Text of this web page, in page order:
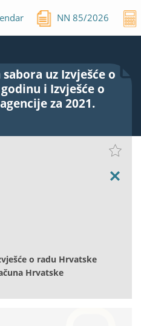
NN85/2026
uz Izvješće o
i Izvješće o
za 2021.
o radu Hrvatske
Hrvatske